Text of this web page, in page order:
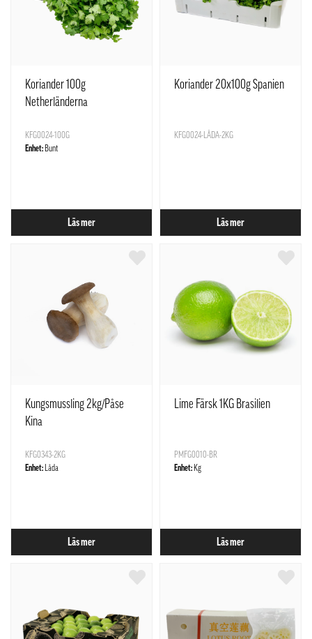
Koriander 100g
Netherländerna
KFG0024-100G
Enhet: Bunt
Läs mer
Koriander 20x100g Spanien
KFG0024-LÅDA-2KG
Läs mer
Kungsmussling 2kg/Påse
Kina
KFG0343-2KG
Enhet: Låda
Läs mer
Lime Färsk 1KG Brasilien
PMFG0010-BR
Enhet: Kg
Läs mer